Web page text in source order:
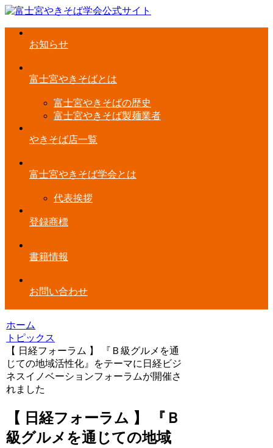
お知らせ
富士宮やきそばとは
富士宮やきそばの歴史
富士宮やきそば製麺業者
やきそば店一覧
富士宮やきそば学会とは
代表挨拶
登録商標
書籍情報
お問い合わせ
ホーム
トピックス
【 日経フォーラム 】 『Ｂ級グルメを通
じての地域活性化』をテーマに日経ビジ
ネスイノベーションフォーラムが開催さ
れました
【 日経フォーラム 】 『Ｂ
級グルメを通じての地域